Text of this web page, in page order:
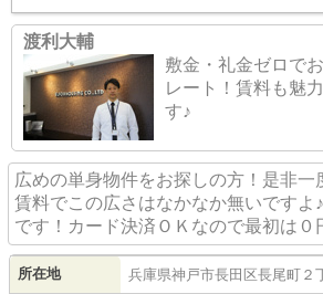
渡利大輔
敷金・礼金ゼロで
レート！賃料も魅
す♪
広めの単身物件をお探しの方！是非一
賃料でこの広さはなかなか無いですよ
です！カード決済ＯＫなので最初は０
所在地 兵庫県神戸市長田区長尾町 ２